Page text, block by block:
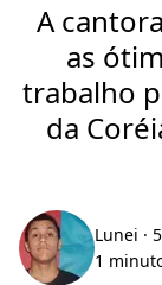
A
as
trabalho
da
Lunei ·
1